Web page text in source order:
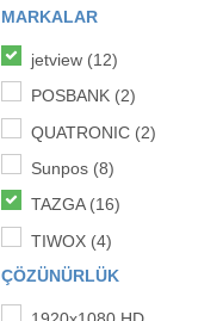
MARKALAR
jetview (12)
POSBANK (2)
QUATRONIC (2)
Sunpos (8)
TAZGA (16)
TIWOX (4)
ÇÖZÜNÜRLÜK